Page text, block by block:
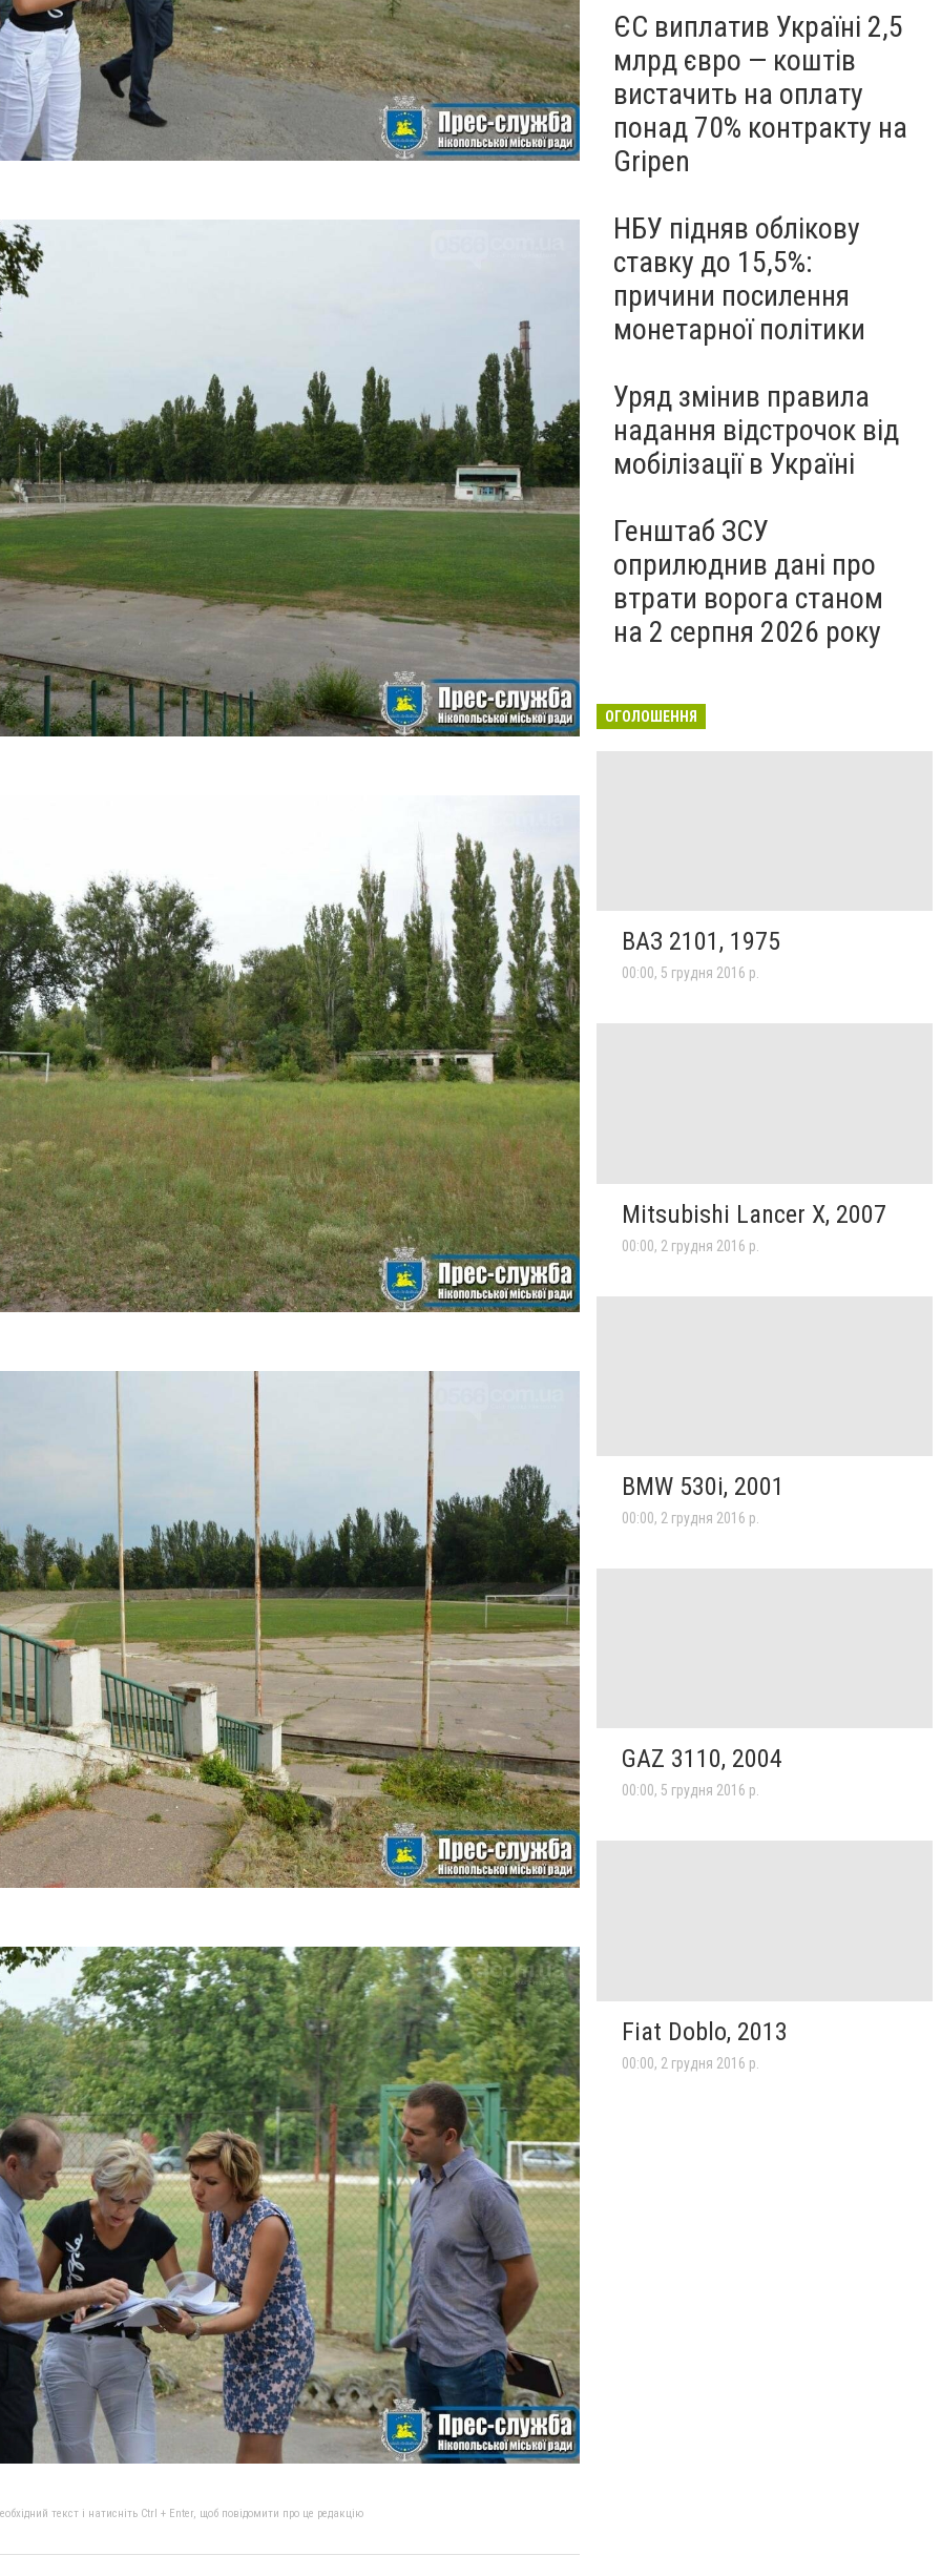
текст і натисніть Ctrl + Enter, щоб повідомити про це редакцію
ЄС виплатив Україні 2,5
млрд євро — коштів
вистачить на оплату
понад 70% контракту на
Gripen
НБУ підняв облікову
ставку до 15,5%:
причини посилення
монетарної політики
Уряд змінив правила
надання відстрочок від
мобілізації в Україні
Генштаб ЗСУ
оприлюднив дані про
втрати ворога станом
на 2 серпня 2026 року
ОГОЛОШЕННЯ
ВАЗ 2101, 1975
00:00, 5 грудня 2016 р.
Mitsubishi Lancer X, 2007
00:00, 2 грудня 2016 р.
BMW 530i, 2001
00:00, 2 грудня 2016 р.
GAZ 3110, 2004
00:00, 5 грудня 2016 р.
Fiat Doblo, 2013
00:00, 2 грудня 2016 р.